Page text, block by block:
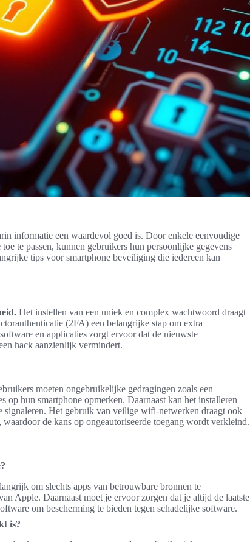
informatie een waardevol goed is. Door enkele eenvoudige
toe te passen, kunnen gebruikers hun persoonlijke gegevens
tips voor smartphone beveiliging die iedereen kan
Het instellen van een uniek en complex wachtwoord draagt
(2FA) een belangrijke stap om extra
en applicaties zorgt ervoor dat de nieuwste
hack aanzienlijk vermindert.
moeten ongebruikelijke gedragingen zoals een
hun smartphone opmerken. Daarnaast kan het installeren
signaleren. Het gebruik van veilige wifi-netwerken draagt ook
de kans op ongeautoriseerde toegang wordt verkleind.
om slechts apps van betrouwbare bronnen te
Apple. Daarnaast moet je ervoor zorgen dat je altijd de laatste
om bescherming te bieden tegen schadelijke software.
is?